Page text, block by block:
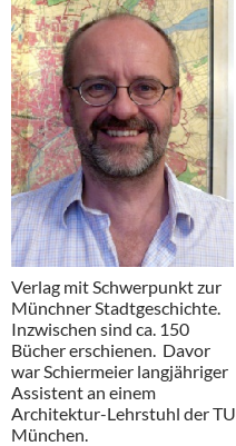
Verlag mit Schwerpunkt zur
Münchner Stadtgeschichte.
Inzwischen sind ca. 150
Bücher erschienen. Davor
war Schiermeier langjähriger
Assistent an einem
Architektur-Lehrstuhl der TU
München.